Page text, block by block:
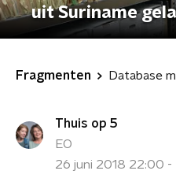
uit Suriname
Fragmenten
Thuis op 5
EO
26 juni 2018 22:00 -